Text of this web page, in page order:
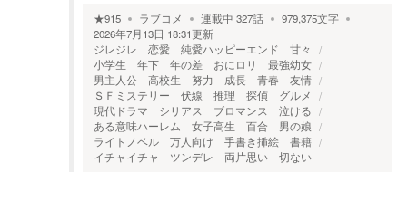
★915 ラブコメ 連載中 327話 979,375文字
2026年7月13日 18:31更新
ジレジレ 恋愛 純愛ハッピーエンド 甘々
小学生 年下 年の差 おにロリ 最強幼女
男主人公 高校生 努力 成長 青春 友情
ＳＦミステリー 伏線 推理 探偵 グルメ
現代ドラマ シリアス ブロマンス 泣ける
ある意味ハーレム 女子高生 百合 男の娘
ライトノベル 万人向け 手書き挿絵 書籍
イチャイチャ ツンデレ 両片思い 切ない